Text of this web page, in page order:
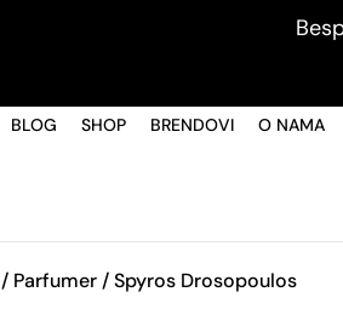
BLOG SHOP BRENDOVI O NAMA
/ Parfumer / Spyros Drosopoulos